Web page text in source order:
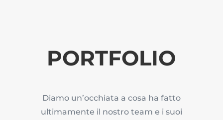
PORTFOLIO
Diamo un’occhiata a cosa ha fatto
ultimamente il nostro team e i suoi